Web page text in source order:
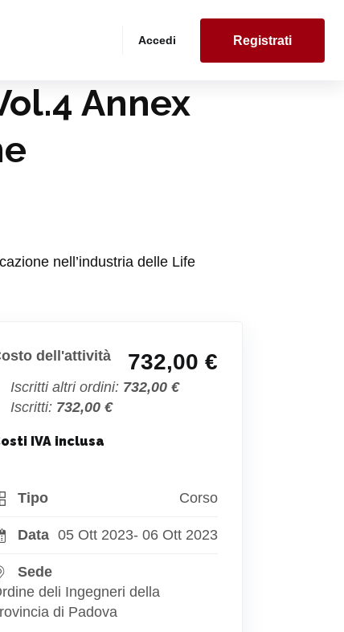
Accedi Registrati
Annex
nell’industria delle Life
dell'attività 732,00 €
Iscritti altri ordini: 732,00 €
Iscritti: 732,00 €
IVA inclusa
Tipo Corso
Data 05 Ott 2023- 06 Ott 2023
Sede
deli Ingegneri della
di Padova